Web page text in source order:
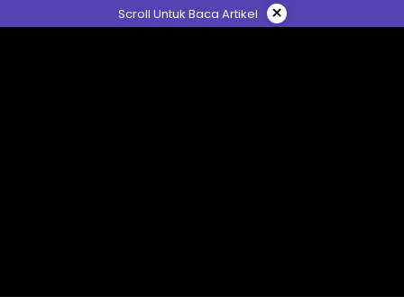
ke
Scroll Untuk Baca Artikel ×